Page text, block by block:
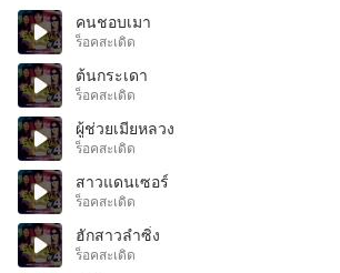
คนชอบเมา
ร็อคสะเดิด
ต้นกระเดา
ร็อคสะเดิด
ผู้ช่วยเมียหลวง
ร็อคสะเดิด
สาวแดนเซอร์
ร็อคสะเดิด
ฮักสาวลำซิ่ง
ร็อคสะเดิด